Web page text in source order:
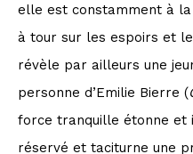
elle est constamment à
à tour sur les espoirs et
révèle par ailleurs une
personne d’Emilie Bierre (
force tranquille étonne et
réservé et taciturne une